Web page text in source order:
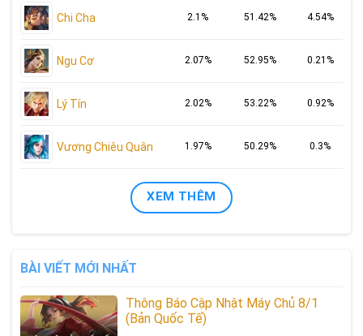
Chi Cha 2.1% 51.42% 4.54%
Ngu Cơ 2.07% 52.95% 0.21%
Lý Tín 2.02% 53.22% 0.92%
Vương Chiêu Quân 1.97% 50.29% 0.3%
XEM THÊM
BÀI VIẾT MỚI NHẤT
Thông Báo Cập Nhật Máy Chủ 8/1
(Bản Quốc Tế)